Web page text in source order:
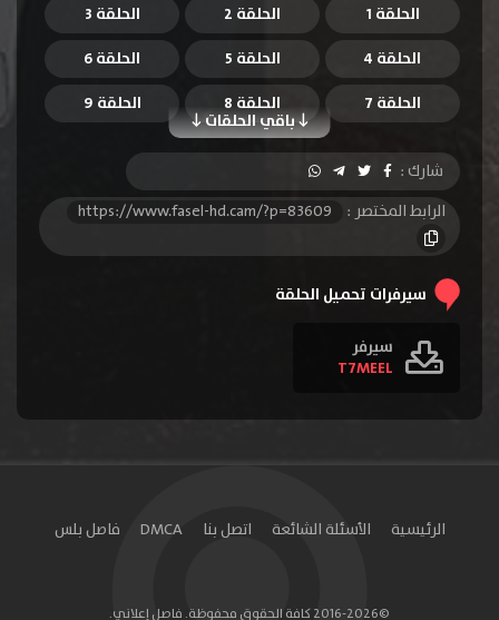
الحلقة 1 الحلقة 2
الحلقة 3
الحلقة 4
الحلقة 5 الحلقة 6
باقي الحلقات
الحلقة 7 الحلقة 8
الحلقة 9
الحلقة 10
الحلقة 11
الحلقة 12
الحلقة 13
الحلقة 14
الحلقة 15
الحلقة 25
الحلقة 29
شارك :
الرابط المختصر :
https://www.fasel-hd.cam/?p=83609
سيرفرات تحميل الحلقة
سيرفر
T7MEEL
الرئيسية الأسئلة الشائعة اتصل بنا DMCA فاصل بلس
©2016-2026 كافة الحقوق محفوظة. فاصل إعلاني.